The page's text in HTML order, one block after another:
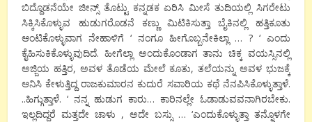
ಬಿದ್ದೊಡನೆಯೇ ಜೀನ್ಸ್ ತೊಟ್ಟು ಕನ್ನಡಕ ಏರಿಸಿ ಮೀಸೆ ತುದಿಯಲ್ಲಿ ಸಿಗರೇಟು
ಸಿಕ್ಕಿಸಿಕೊಳ್ಳುವ ಹುಡುಗರೊಡನೆ ಕಣ್ಣು ಮಿಟಿಕಿಸುತ್ತಾ ಬೈಕಿನಲ್ಲಿ ಹತ್ತಿಕೂತು
ಆಂಟಿಕೊಳ್ಳುವಾಗ ನೇಹಾಳಿಗೆ ‘ ನಂಗೂ ಹೀಗೊಬ್ಬನೇಕಿಲ್ಲಾ … ? ‘ ಎಂದು
ಕೈಹಿಸುಕಿಕೊಳ್ಳುವುದಿದೆ. ಹೀಗೆಲ್ಲಾ ಅಂದುಕೊಂಡಾಗ ತಾನು ಚಿಕ್ಕ ವಯಸ್ಸಿನಲ್ಲಿ
ಅಜ್ಜಿಯ ಹತ್ತಿರ, ಅವಳ ತೊಡೆಯ ಮೇಲೆ ಕೂತು, ತಲೆಯನ್ನು ಅವಳ ಭುಜಕ್ಕೆ
ಆನಿಸಿ ಕೇಳುತ್ತಿದ್ದ ರಾಜಕುಮಾರನ ಕುದುರೆ ಸವಾರಿಯ ಕಥೆ ನೆನಪಿಸಿಕೊಳ್ಳುತ್ತಾಳೆ.
..ಹಿಗ್ಗುತ್ತಾಳೆ. ‘ ನನ್ನ ಹುಡುಗ ಕಾರು… ಕಾರಿನಲ್ಲೇ ಓಡಾಡುವವನಾಗಿರಬೇಕು.
ಇಲ್ಲದಿದ್ದರೆ ಮತ್ತದೇ ಚಾಳು , ಅದೇ ಬಸ್ಸು … ‘ಎಂದುಕೊಳ್ಳುತ್ತಾ ತನ್ನೊಳಗೇ